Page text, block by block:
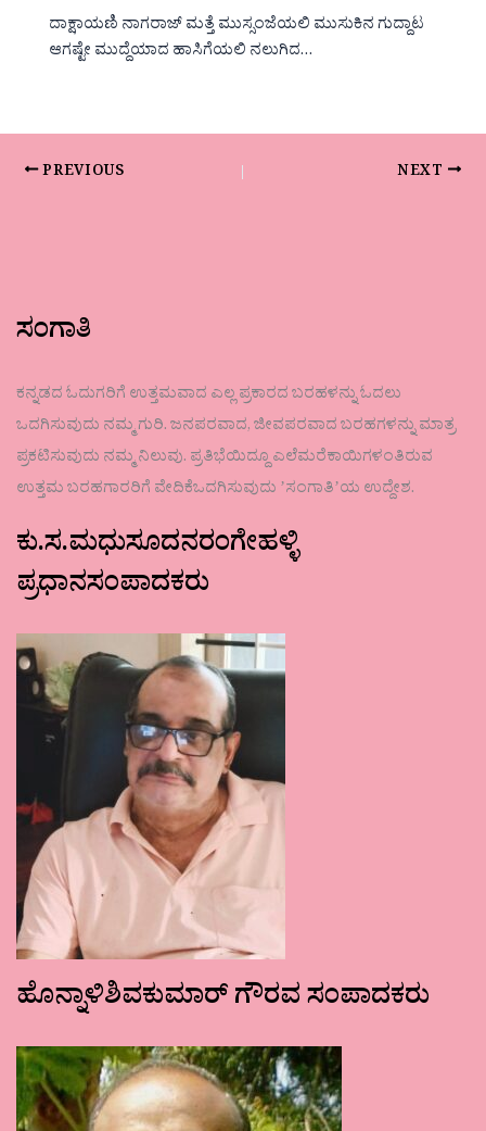
ದಾಕ್ಷಾಯಣಿ ನಾಗರಾಜ್ ಮತ್ತೆ ಮುಸ್ಸಂಜೆಯಲಿ ಮುಸುಕಿನ ಗುದ್ದಾಟ
ಆಗಷ್ಟೇ ಮುದ್ದೆಯಾದ ಹಾಸಿಗೆಯಲಿ ನಲುಗಿದ…
PREVIOUS NEXT
ಸಂಗಾತಿ
ಕನ್ನಡದ ಓದುಗರಿಗೆ ಉತ್ತಮವಾದ ಎಲ್ಲ ಪ್ರಕಾರದ ಬರಹಳನ್ನು ಓದಲು
ಒದಗಿಸುವುದು ನಮ್ಮ ಗುರಿ. ಜನಪರವಾದ, ಜೀವಪರವಾದ ಬರಹಗಳನ್ನು ಮಾತ್ರ
ಪ್ರಕಟಿಸುವುದು ನಮ್ಮ ನಿಲುವು. ಪ್ರತಿಭೆಯಿದ್ದೂ ಎಲೆಮರೆಕಾಯಿಗಳಂತಿರುವ
ಉತ್ತಮ ಬರಹಗಾರರಿಗೆ ವೇದಿಕೆಒದಗಿಸುವುದು ʼಸಂಗಾತಿʼಯ ಉದ್ದೇಶ.
ಕು.ಸ.ಮಧುಸೂದನರಂಗೇಹಳ್ಳಿ
ಪ್ರಧಾನಸಂಪಾದಕರು
ಹೊನ್ನಾಳಿಶಿವಕುಮಾರ್ ಗೌರವ ಸಂಪಾದಕರು